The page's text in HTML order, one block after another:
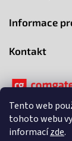
Tento web
tohoto webu
informacízde.
Informace
Kontakt
Copyright